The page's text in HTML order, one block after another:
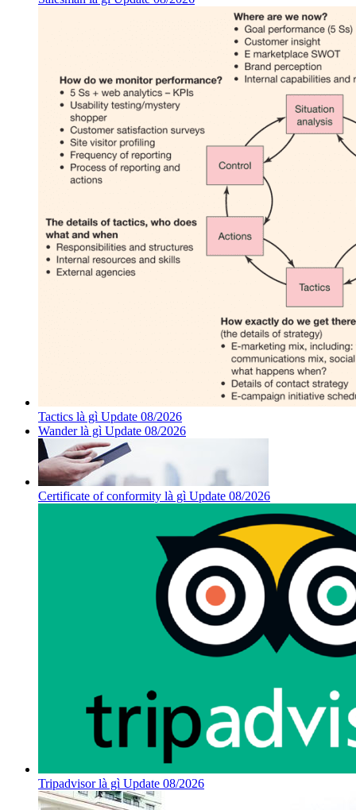
Tactics là gì Update 08/2026
Wander là gì Update 08/2026
Certificate of conformity là gì Update 08/2026
Tripadvisor là gì Update 08/2026